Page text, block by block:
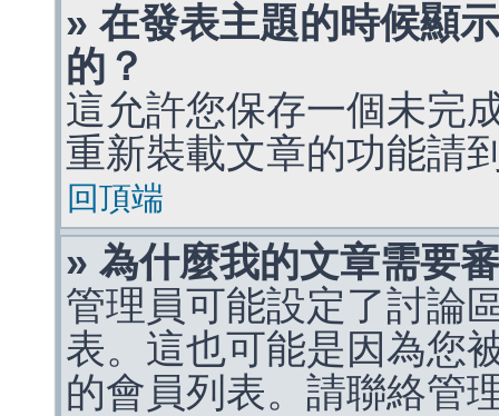
» 在發表主題的時候顯
的？
這允許您保存一個未完
重新裝載文章的功能請
回頂端
» 為什麼我的文章需要
管理員可能設定了討論
表。這也可能是因為您
的會員列表。請聯絡管